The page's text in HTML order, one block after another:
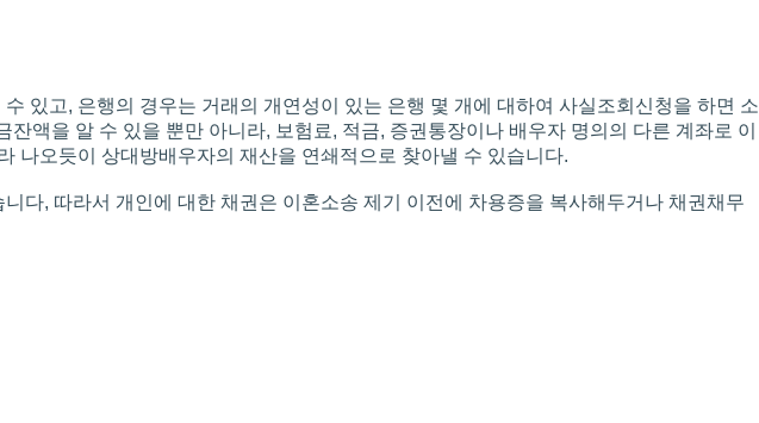
있고, 은행의 경우는 거래의 개연성이 있는 은행 몇 개에 대하여 사실조회신청을 하면 소
액을 알 수 있을 뿐만 아니라, 보험료, 적금, 증권통장이나 배우자 명의의 다른 계좌로 이
나오듯이 상대방배우자의 재산을 연쇄적으로 찾아낼 수 있습니다.
다, 따라서 개인에 대한 채권은 이혼소송 제기 이전에 차용증을 복사해두거나 채권채무